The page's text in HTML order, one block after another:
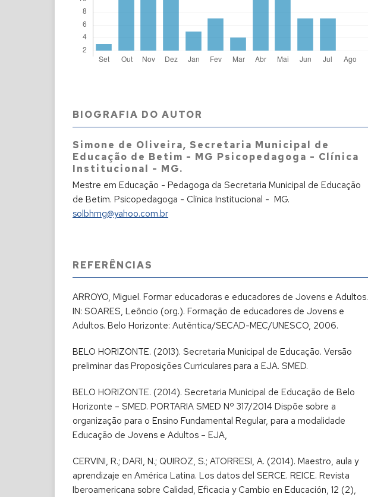
BIOGRAFIA DO AUTOR
Simone de Oliveira, Secretaria Municipal de
Educação de Betim - MG Psicopedagoga - Clínica
Institucional - MG.
Mestre em Educação - Pedagoga da Secretaria Municipal de Educação
de Betim. Psicopedagoga - Clínica Institucional - MG.
solbhmg@yahoo.com.br
REFERÊNCIAS
ARROYO, Miguel. Formar educadoras e educadores de Jovens e Adultos.
IN: SOARES, Leôncio (org.). Formação de educadores de Jovens e
Adultos. Belo Horizonte: Autêntica/SECAD-MEC/UNESCO, 2006.
BELO HORIZONTE. (2013). Secretaria Municipal de Educação. Versão
preliminar das Proposições Curriculares para a EJA. SMED.
BELO HORIZONTE. (2014). Secretaria Municipal de Educação de Belo
Horizonte – SMED. PORTARIA SMED Nº 317/2014 Dispõe sobre a
organização para o Ensino Fundamental Regular, para a modalidade
Educação de Jovens e Adultos – EJA,
CERVINI, R.; DARI, N.; QUIROZ, S.; ATORRESI, A. (2014). Maestro, aula y
aprendizaje en América Latina. Los datos del SERCE. REICE. Revista
Iberoamericana sobre Calidad, Eficacia y Cambio en Educación, 12 (2),